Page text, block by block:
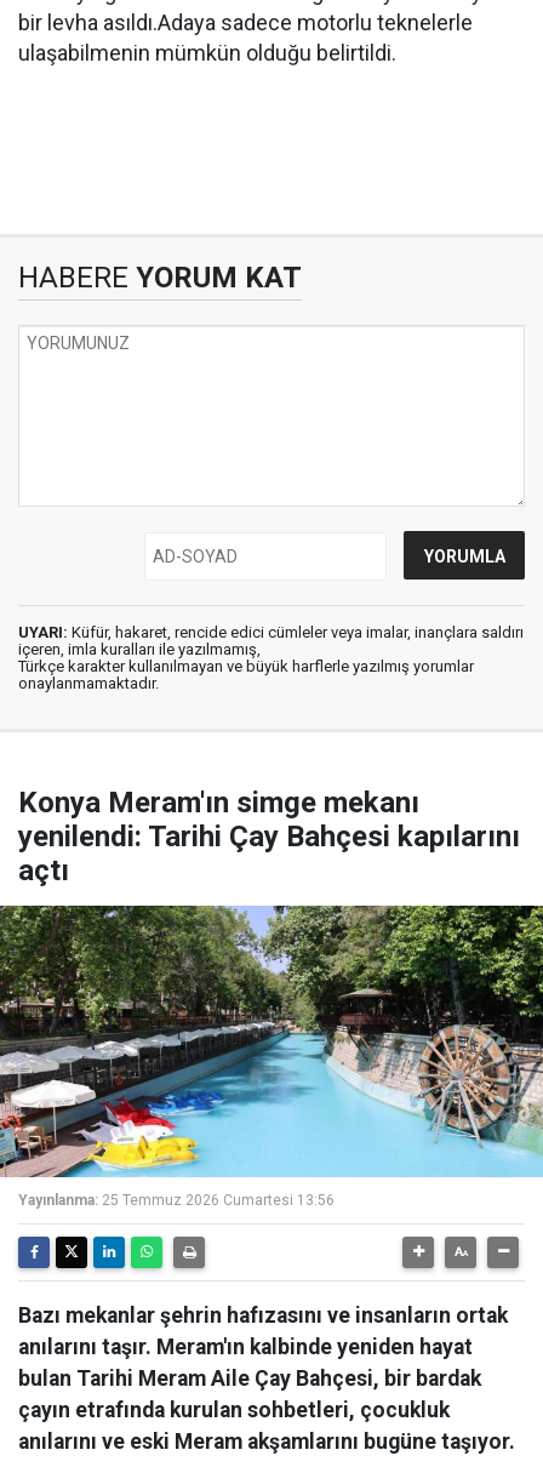
bir levha asıldı.Adaya sadece motorlu teknelerle
ulaşabilmenin mümkün olduğu belirtildi.
HABERE YORUM KAT
UYARI: Küfür, hakaret, rencide edici cümleler veya imalar, inançlara saldırı
içeren, imla kuralları ile yazılmamış,
Türkçe karakter kullanılmayan ve büyük harflerle yazılmış yorumlar
onaylanmamaktadır.
Konya Meram'ın simge mekanı
yenilendi: Tarihi Çay Bahçesi kapılarını
açtı
Yayınlanma: 25 Temmuz 2026 Cumartesi 13:56
Bazı mekanlar şehrin hafızasını ve insanların ortak
anılarını taşır. Meram'ın kalbinde yeniden hayat
bulan Tarihi Meram Aile Çay Bahçesi, bir bardak
çayın etrafında kurulan sohbetleri, çocukluk
anılarını ve eski Meram akşamlarını bugüne taşıyor.